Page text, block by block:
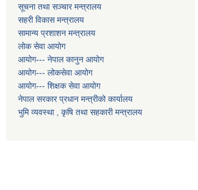
सूचना तथा सञ्चार मन्त्रालय
सहरी विकास मन्त्रालय
सामान्य प्रशाशन मन्त्रालय
लोक सेवा आयोग
आयोग--- नेपाल कानुन आयोग
आयोग--- लोकसेवा आयोग
आयोग--- शिक्षक सेवा आयोग
नेपाल सरकार प्रधान मन्त्रीको कार्यालय
भुमि व्यवस्था , कृषि तथा सहकारी मन्त्रालय